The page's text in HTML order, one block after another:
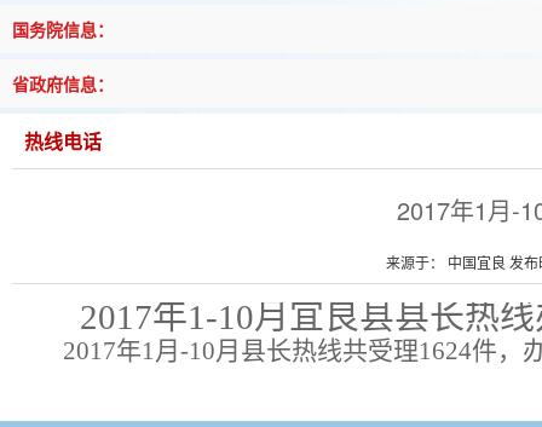
国务院信息：
省政府信息：
热线电话
2017年1月-
来源于： 中国宜良 发
2017年1-10月宜良县县长热
2017年1月-10月县长热线共受理1624件，